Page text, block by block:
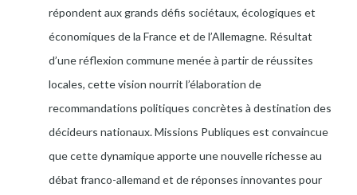
répondent aux grands défis sociétaux, écologiques et
économiques de la France et de l’Allemagne. Résultat
d’une réflexion commune menée à partir de réussites
locales, cette vision nourrit l’élaboration de
recommandations politiques concrètes à destination des
décideurs nationaux. Missions Publiques est convaincue
que cette dynamique apporte une nouvelle richesse au
débat franco-allemand et de réponses innovantes pour